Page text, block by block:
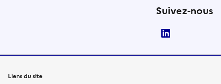
Suivez-nous
Liens du site